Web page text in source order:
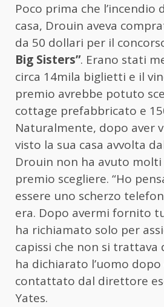
Poco prima che l’incendio
casa, Drouin aveva
da 50 dollari per il
Big Sisters”. Erano stati
circa 14mila biglietti e il
premio avrebbe potuto
cottage prefabbricato e
Naturalmente, dopo aver
visto la sua casa avvolta
Drouin non ha avuto
premio scegliere. “Ho
essere uno scherzo
era. Dopo avermi fornito
ha richiamato solo per
capissi che non si trattava
ha dichiarato l’uomo
contattato dal direttore
Yates.